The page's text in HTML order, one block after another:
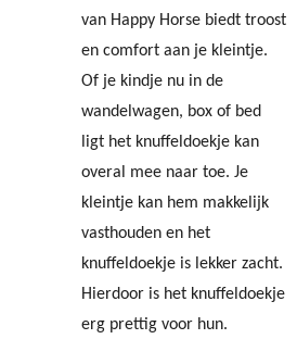
van Happy Horse biedt troost
en comfort aan je kleintje.
Of je kindje nu in de
wandelwagen, box of bed
ligt het knuffeldoekje kan
overal mee naar toe. Je
kleintje kan hem makkelijk
vasthouden en het
knuffeldoekje is lekker zacht.
Hierdoor is het knuffeldoekje
erg prettig voor hun.